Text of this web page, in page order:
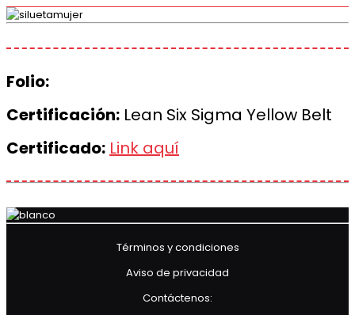
Folio:
Certificación: Lean Six Sigma Yellow Belt
Certificado: Link aquí
Términos y condiciones
Aviso de privacidad
Contáctenos: